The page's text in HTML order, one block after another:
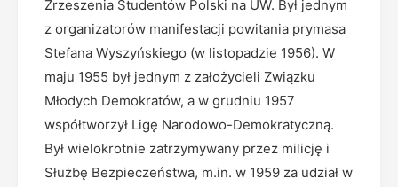
Zrzeszenia Studentów Polski na UW. Był jednym
z organizatorów manifestacji powitania prymasa
Stefana Wyszyńskiego (w listopadzie 1956). W
maju 1955 był jednym z założycieli Związku
Młodych Demokratów, a w grudniu 1957
współtworzył Ligę Narodowo-Demokratyczną.
Był wielokrotnie zatrzymywany przez milicję i
Służbę Bezpieczeństwa, m.in. w 1959 za udział w